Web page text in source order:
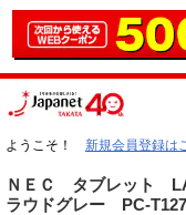
ようこそ！ 新規会員登録は
ＮＥＣ タブレット
ラウドグレー PC-